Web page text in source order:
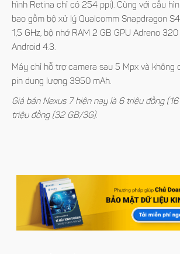
hình Retina chỉ có 254 ppi). Cùng với cấu
bao gồm bộ xử lý Qualcomm Snapdragon
1,5 GHz, bộ nhớ RAM 2 GB GPU Adreno
Android 4.3.
Máy chỉ hỗ trợ camera sau 5 Mpx và không
pin dung lượng 3950 mAh.
Giá bán Nexus 7 hiện nay là 6 triệu đồng
triệu đồng (32 GB/3G).